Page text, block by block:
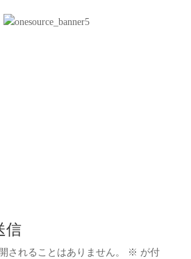
信
されることはありません。 ※ が付